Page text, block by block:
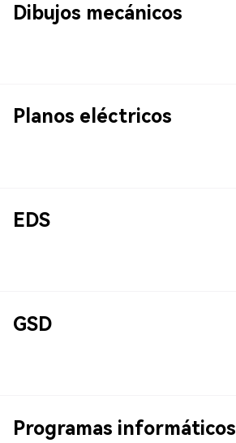
Dibujos mecánicos
Planos eléctricos
EDS
GSD
Programas informáticos